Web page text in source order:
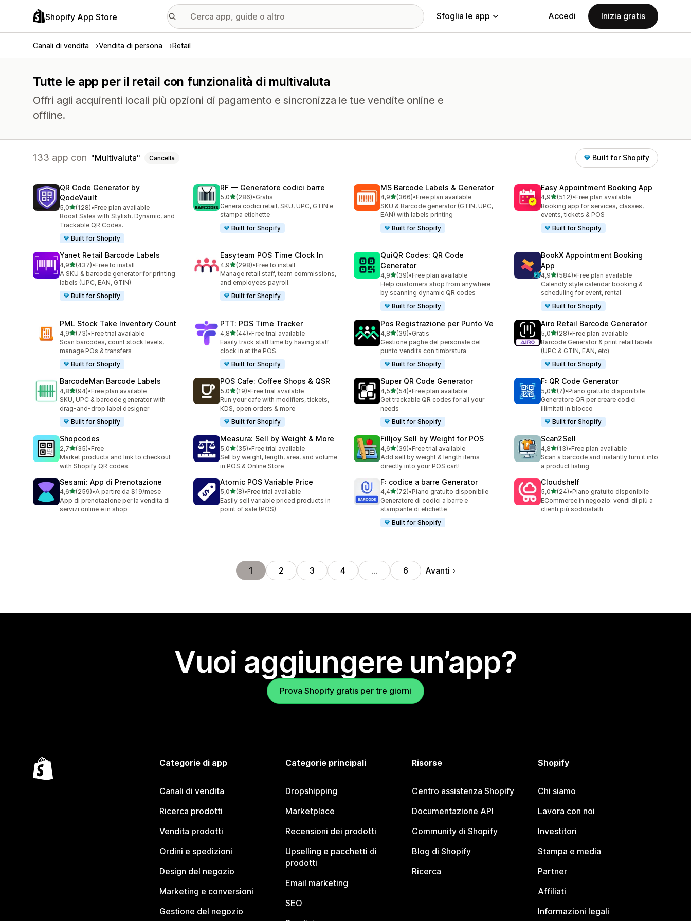
Shopify App Store Sfoglia le app Accedi Inizia gratis
Canali di vendita Vendita di persona Retail
Tutte le app per il retail con funzionalità di multivaluta
Offri agli acquirenti locali più opzioni di pagamento e sincronizza le tue vendite online e
offline.
133 app con Multivaluta Cancella Built for Shopify
QR Code Generator by
QodeVault
5,0stelle su 5
(128)
128 recensioni totali
•Free plan available
Boost Sales with Stylish, Dynamic, and
Trackable QR Codes.
Built for Shopify
RF — Generatore codici barre
5,0stelle su 5
(286)
286 recensioni totali
•Gratis
Genera codici retail, SKU, UPC, GTIN e
stampa etichette
Built for Shopify
MS Barcode Labels & Generator
4,9stelle su 5
(366)
366 recensioni totali
•Free plan available
SKU & Barcode generator (GTIN, UPC,
EAN) with labels printing
Built for Shopify
Easy Appointment Booking App
4,9stelle su 5
(512)
512 recensioni totali
•Free plan available
Booking app for services, classes,
events, tickets & POS
Built for Shopify
Yanet Retail Barcode Labels
4,9stelle su 5
(437)
437 recensioni totali
•Free to install
A SKU & barcode generator for printing
labels (UPC, EAN, GTIN)
Built for Shopify
Easyteam POS Time Clock In
4,9stelle su 5
(298)
298 recensioni totali
•Free to install
Manage retail staff, team commissions,
and employees payroll.
Built for Shopify
QuiQR Codes: QR Code
Generator
4,9stelle su 5
(39)
39 recensioni totali
•Free plan available
Help customers shop from anywhere
by scanning dynamic QR codes
Built for Shopify
BookX Appointment Booking
App
4,9stelle su 5
(584)
584 recensioni totali
•Free plan available
Calendly style calendar booking &
scheduling for event, rental
Built for Shopify
PML Stock Take Inventory Count
4,9stelle su 5
(73)
73 recensioni totali
•Free trial available
Scan barcodes, count stock levels,
manage POs & transfers
Built for Shopify
PTT: POS Time Tracker
4,8stelle su 5
(44)
44 recensioni totali
•Free trial available
Easily track staff time by having staff
clock in at the POS.
Built for Shopify
Pos Registrazione per Punto Ve
4,8stelle su 5
(39)
39 recensioni totali
•Gratis
Gestione paghe del personale del
punto vendita con timbratura
Built for Shopify
Airo Retail Barcode Generator
5,0stelle su 5
(28)
28 recensioni totali
•Free plan available
Barcode Generator & print retail labels
(UPC & GTIN, EAN, etc)
Built for Shopify
BarcodeMan Barcode Labels
4,8stelle su 5
(94)
94 recensioni totali
•Free plan available
SKU, UPC & barcode generator with
drag-and-drop label designer
Built for Shopify
POS Cafe: Coffee Shops & QSR
5,0stelle su 5
(19)
19 recensioni totali
•Free trial available
Run your cafe with modifiers, tickets,
KDS, open orders & more
Built for Shopify
Super QR Code Generator
4,5stelle su 5
(54)
54 recensioni totali
•Free plan available
Get trackable QR codes for all your
needs
Built for Shopify
F: QR Code Generator
5,0stelle su 5
(7)
7 recensioni totali
•Piano gratuito disponibile
Generatore QR per creare codici
illimitati in blocco
Built for Shopify
Shopcodes
2,7stelle su 5
(35)
35 recensioni totali
•Free
Market products and link to checkout
with Shopify QR codes.
Measura: Sell by Weight & More
5,0stelle su 5
(35)
35 recensioni totali
•Free trial available
Sell by weight, length, area, and volume
in POS & Online Store
Filljoy Sell by Weight for POS
4,6stelle su 5
(39)
39 recensioni totali
•Free trial available
Add sell by weight & length items
directly into your POS cart!
Scan2Sell
4,8stelle su 5
(13)
13 recensioni totali
•Free plan available
Scan a barcode and instantly turn it into
a product listing
Sesami: App di Prenotazione
4,6stelle su 5
(259)
259 recensioni totali
•A partire da $19/mese
App di prenotazione per la vendita di
servizi online e in shop
Atomic POS Variable Price
5,0stelle su 5
(8)
8 recensioni totali
•Free trial available
Easily sell variable priced products in
point of sale (POS)
F: codice a barre Generator
4,4stelle su 5
(72)
72 recensioni totali
•Piano gratuito disponibile
Generatore di codici a barre e
stampante di etichette
Built for Shopify
Cloudshelf
5,0stelle su 5
(24)
24 recensioni totali
•Piano gratuito disponibile
ECommerce in negozio: vendi di più a
clienti più soddisfatti
1 2 3 4 … 6 Avanti
Vuoi aggiungere un’app?
Prova Shopify gratis per tre giorni
Categorie di app
Canali di vendita
Ricerca prodotti
Vendita prodotti
Ordini e spedizioni
Design del negozio
Marketing e conversioni
Gestione del negozio
Categorie principali
Dropshipping
Marketplace
Recensioni dei prodotti
Upselling e pacchetti di
prodotti
Email marketing
SEO
Risorse
Centro assistenza Shopify
Documentazione API
Community di Shopify
Blog di Shopify
Ricerca
Shopify
Chi siamo
Lavora con noi
Investitori
Stampa e media
Partner
Affiliati
Informazioni legali